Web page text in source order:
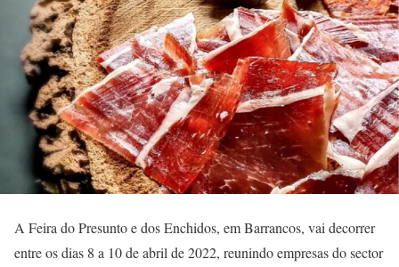
A Feira do Presunto e dos Enchidos, em Barrancos, vai decorrer
entre os dias 8 a 10 de abril de 2022, reunindo empresas do sector